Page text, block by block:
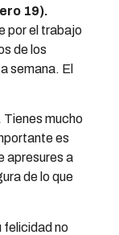
19).
por el trabajo
de los
semana. El
Tienes mucho
es
apresures a
de lo que
felicidad no